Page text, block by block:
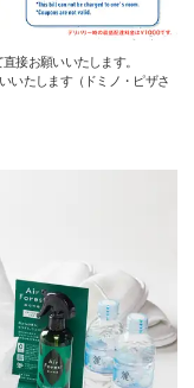
接お願いいたします。
いたします（ドミノ・ピザさ